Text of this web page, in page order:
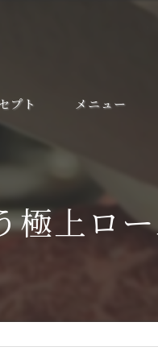
プト メニュー
極上ロ